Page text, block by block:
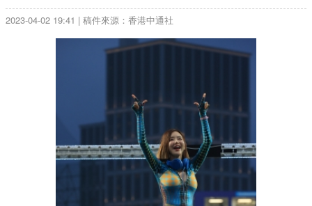
2023-04-02 19:41 | 稿件來源：香港中通社